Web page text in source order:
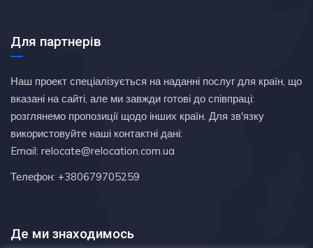
Для партнерів
Наш проект спеціалізується на наданні послуг для країн, що
вказані на сайті, але ми завжди готові до співпраці:
розглянемо пропозиції щодо інших країн. Для зв'язку
використовуйте наші контактні дані:
Email: relocate@relocation.com.ua
Телефон: +380679705259
Де ми знаходимось